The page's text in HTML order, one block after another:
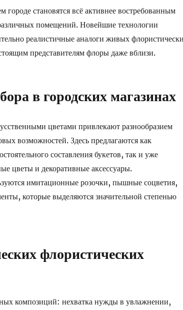
городе становятся всё активнее востребованным
помещений. Новейшие технологии
реалистичные аналоги живых
представителям флоры даже вблизи.
в городских магазинах
цветами привлекают разнообразием
возможностей. Здесь предлагаются как
составления букетов, так и уже
цветы и декоративные аксессуары.
имитационные розочки, пышные соцветия,
которые выделяются значительной степенью
флористических
композиций: нехватка нужды в увлажнении,